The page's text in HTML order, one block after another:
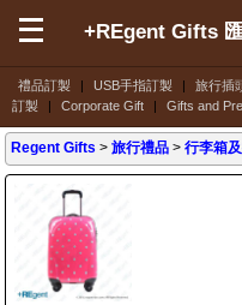
禮品訂製 | USB手指訂製 | 旅行插
訂製
| Corporate Gift | Gifts and
+REgent Gifts
Regent Gifts >旅行禮品 >行李箱